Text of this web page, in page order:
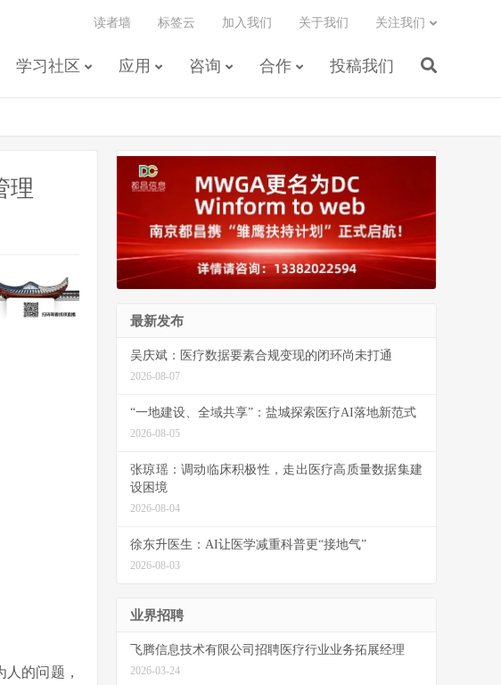
学习社区 应用 咨询 合作 投稿我们
读者墙 标签云 加入我们 关于我们 关注我们
理
的问题，
最新发布
吴庆斌：医疗数据要素合规变现的闭环尚未打通
2026-08-07
“一地建设、全域共享”：盐城探索医疗AI落地新范式
2026-08-05
张琼瑶：调动临床积极性，走出医疗高质量数据集建
设困境
2026-08-04
徐东升医生：AI让医学减重科普更“接地气”
2026-08-03
业界招聘
飞腾信息技术有限公司招聘医疗行业业务拓展经理
2026-03-24